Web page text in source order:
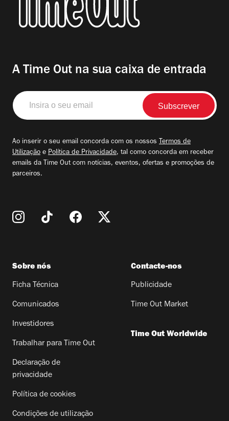
A Time Out na sua caixa de entrada
Insira
o
seu
Ao inserir o seu email concorda com os nossos Termos de
Utilização e Política de Privacidade, tal como concorda em receber
emails da Time Out com notícias, eventos, ofertas e promoções de
parceiros.
Sobre nós
Ficha Técnica
Comunicados
Investidores
Trabalhar para Time Out
Declaração de
privacidade
Política de cookies
Condições de utilização
Contacte-nos
Publicidade
Time Out Market
Time Out Worldwide